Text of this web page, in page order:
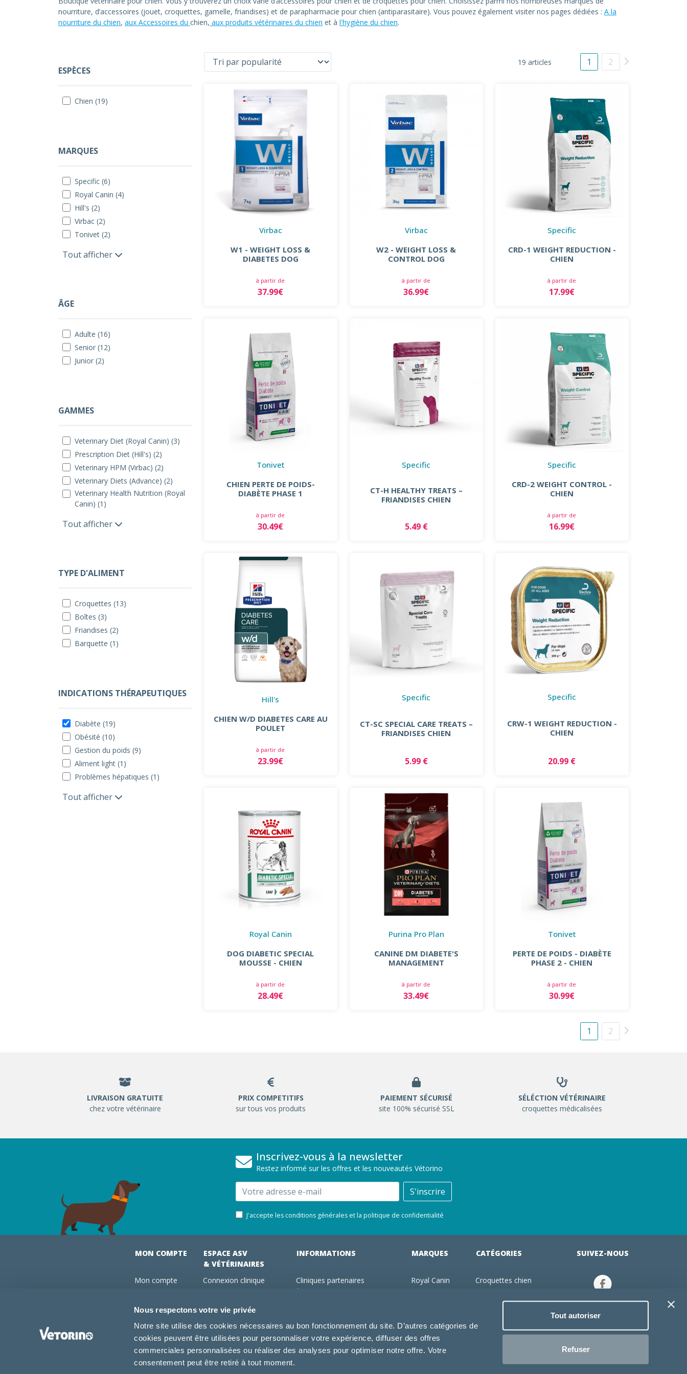
Nous respectons votre vie privée
Notre site utilise des cookies nécessaires au bon fonctionnement du site. D’autres catégories de
cookies peuvent être utilisées pour personnaliser votre expérience, diffuser des offres
commerciales personnalisées ou réaliser des analyses pour optimiser notre offre. Votre
consentement peut être retiré à tout moment.
Tout autoriser
Refuser
nourriture, d’accessoires (jouet, croquettes, gamelle, friandises) et de parapharmacie pour chien (antiparasitaire). Vous pouvez également visiter nos pages dédiées : A la
nourriture du chien, aux Accessoires du chien, aux produits vétérinaires du chien et à l'hygiène du chien.
ESPÈCES
Chien (19)
MARQUES
Specific (6)
Royal Canin (4)
Hill's (2)
Virbac (2)
Tonivet (2)
Tout afficher
ÂGE
Adulte (16)
Senior (12)
Junior (2)
GAMMES
Veterinary Diet (Royal Canin) (3)
Prescription Diet (Hill's) (2)
Veterinary HPM (Virbac) (2)
Veterinary Diets (Advance) (2)
Veterinary Health Nutrition (Royal
Canin) (1)
Tout afficher
TYPE D'ALIMENT
Croquettes (13)
Boîtes (3)
Friandises (2)
Barquette (1)
INDICATIONS THÉRAPEUTIQUES
Diabète (19)
Obésité (10)
Gestion du poids (9)
Aliment light (1)
Problèmes hépatiques (1)
Tout afficher
19 articles 1 2
Virbac
W1 - WEIGHT LOSS &
DIABETES DOG
à partir de
37.99€
Virbac
W2 - WEIGHT LOSS &
CONTROL DOG
à partir de
36.99€
Specific
CRD-1 WEIGHT REDUCTION -
CHIEN
à partir de
17.99€
Tonivet
CHIEN PERTE DE POIDS-
DIABÈTE PHASE 1
à partir de
30.49€
Specific
CT-H HEALTHY TREATS –
FRIANDISES CHIEN
5.49 €
Specific
CRD-2 WEIGHT CONTROL -
CHIEN
à partir de
16.99€
Hill's
CHIEN W/D DIABETES CARE AU
POULET
à partir de
23.99€
Specific
CT-SC SPECIAL CARE TREATS –
FRIANDISES CHIEN
5.99 €
Specific
CRW-1 WEIGHT REDUCTION -
CHIEN
20.99 €
Royal Canin
DOG DIABETIC SPECIAL
MOUSSE - CHIEN
à partir de
28.49€
Purina Pro Plan
CANINE DM DIABETE'S
MANAGEMENT
à partir de
33.49€
Tonivet
PERTE DE POIDS - DIABÈTE
PHASE 2 - CHIEN
à partir de
30.99€
1 2
LIVRAISON GRATUITE
chez votre vétérinaire
PRIX COMPETITIFS
sur tous vos produits
PAIEMENT SÉCURISÉ
site 100% sécurisé SSL
SÉLÉCTION VÉTÉRINAIRE
croquettes médicalisées
Inscrivez-vous à la newsletter
Restez informé sur les offres et les nouveautés Vétorino
Email S'inscrire
J'accepte les conditions générales et la politique de confidentialité
MON COMPTE
Mon compte
Conseils vétos
FAQ
ESPACE ASV
& VÉTÉRINAIRES
Connexion clinique
Devenir adhérent Vétorino
INFORMATIONS
Cliniques partenaires
Utilisation des cookies
Conditions générales d'utilisation
MARQUES
Royal Canin
Specific
Dechra
Tonivet
CATÉGORIES
Croquettes chien
Jouets chien
Produits vétérinaire chien
Jouets chat
SUIVEZ-NOUS